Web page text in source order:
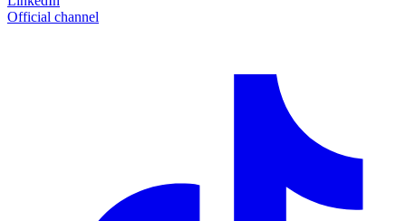
Official channel